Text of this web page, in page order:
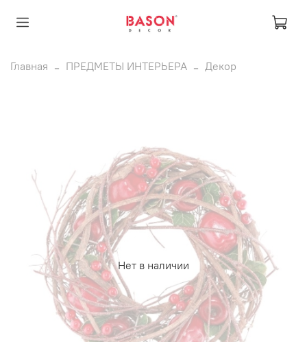
Главная ПРЕДМЕТЫ ИНТЕРЬЕРА Декор
Нет в наличии